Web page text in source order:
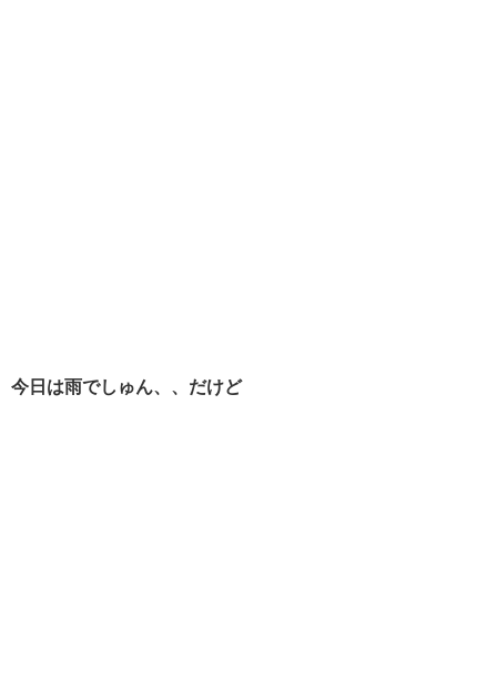
今日は雨でしゅん、、だけど